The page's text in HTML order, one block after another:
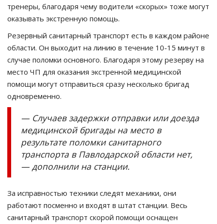
тренеры, благодаря чему водители «скорых» тоже могут
оказывать экстренную помощь.
Резервный санитарный транспорт есть в каждом районе
области. Он выходит на линию в течение 10-15 минут в
случае поломки основного. Благодаря этому резерву на
место ЧП для оказания экстренной медицинской
помощи могут отправиться сразу несколько бригад
одновременно.
— Случаев задержки отправки или доезда
медицинской бригады на место в
результате поломки санитарного
транспорта в Павлодарской области нет,
— дополнили на станции.
За исправностью техники следят механики, они
работают посменно и входят в штат станции. Весь
санитарный транспорт скорой помощи оснащен